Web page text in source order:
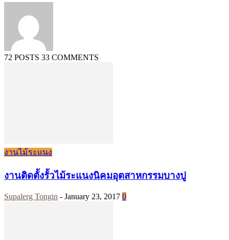
72 POSTS 33 COMMENTS
งานไม้ระแนง
งานติดตั้งรั้วไม้ระแนงนิคมอุตสาหกรรมบางปู
Supalerg Tongin - January 23, 2017 0